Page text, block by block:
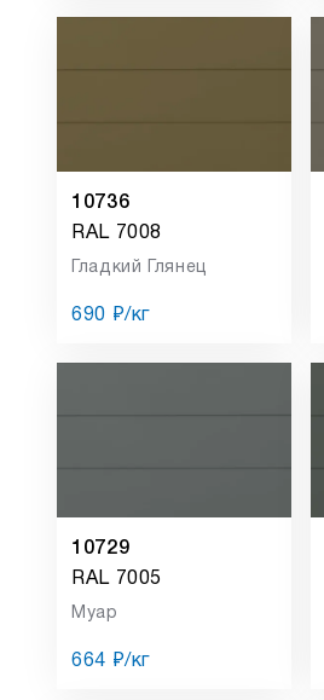
10736
RAL 7008
Гладкий Глянец
690 ₽/кг
10729
RAL 7005
Муар
664 ₽/кг